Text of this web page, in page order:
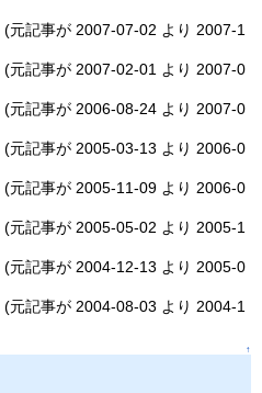
(元記事が 2007-07-02 より 2007-1
(元記事が 2007-02-01 より 2007-0
(元記事が 2006-08-24 より 2007-0
(元記事が 2005-03-13 より 2006-0
(元記事が 2005-11-09 より 2006-0
(元記事が 2005-05-02 より 2005-1
(元記事が 2004-12-13 より 2005-0
(元記事が 2004-08-03 より 2004-1
↑